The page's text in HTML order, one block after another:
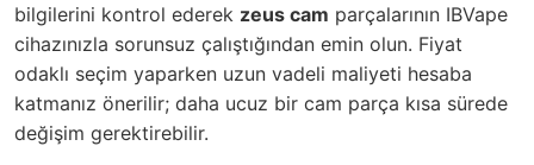
bilgilerini kontrol ederek zeus cam parçalarının IBVape
cihazınızla sorunsuz çalıştığından emin olun. Fiyat
odaklı seçim yaparken uzun vadeli maliyeti hesaba
katmanız önerilir; daha ucuz bir cam parça kısa sürede
değişim gerektirebilir.